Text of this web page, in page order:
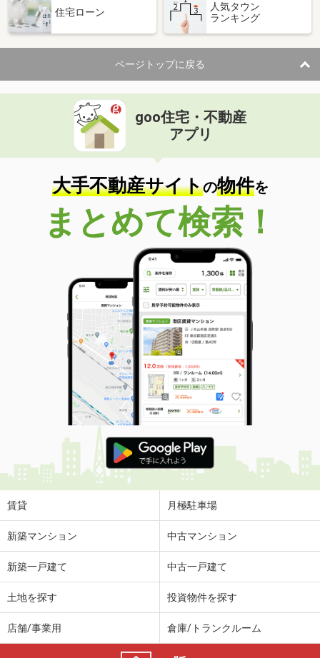
住宅ローン
人気タウン
ランキング
ページトップに戻る
goo住宅・不動産
アプリ
大手不動産サイトの物件を
まとめて検索！
賃貸 月極駐車場
新築マンション 中古マンション
新築一戸建て 中古一戸建て
土地を探す 投資物件を探す
店舗/事業用 倉庫/トランクルーム